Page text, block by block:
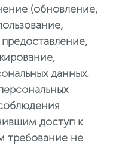
(обновление,
данных.
доступ к
требование не